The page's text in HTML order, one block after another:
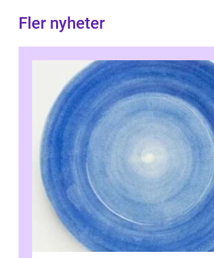
Fler nyheter